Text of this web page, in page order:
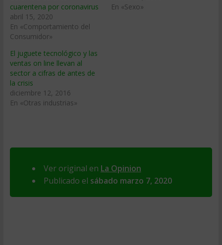
cuarentena por coronavirus
abril 15, 2020
En «Comportamiento del
Consumidor»
En «Sexo»
El juguete tecnológico y las
ventas on line llevan al
sector a cifras de antes de
la crisis
diciembre 12, 2016
En «Otras industrias»
Ver original en La Opinion
Publicado el sábado marzo 7, 2020